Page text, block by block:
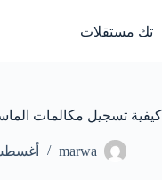
إلى
المحتوى
تك مستقلات
كيفية تسجيل مكالمات
marwa أغسطس 19,